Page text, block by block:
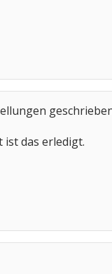
ist das erledigt.